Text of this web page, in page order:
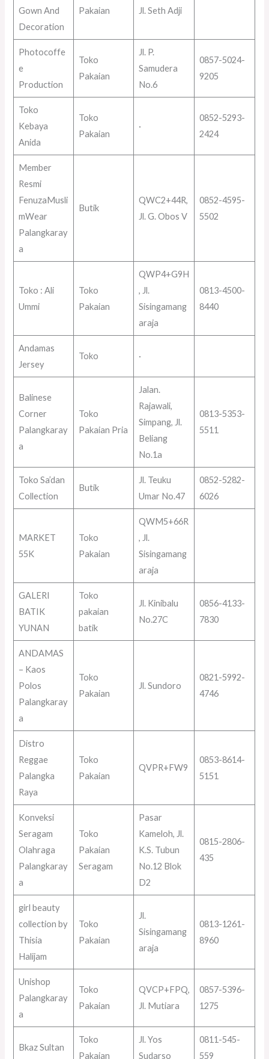
Gown And
Decoration
Pakaian
Jl. Seth Adji
Photocoffe
e
Production
Toko
Pakaian
Jl. P.
Samudera
No.6
0857-5024-
9205
Toko
Kebaya
Anida
Toko
Pakaian
·
0852-5293-
2424
Member
Resmi
FenuzaMusli
mWear
Palangkaray
a
Butik
QWC2+44R,
Jl. G. Obos V
0852-4595-
5502
Toko : Ali
Ummi
Toko
Pakaian
QWP4+G9H
, Jl.
Sisingamang
araja
0813-4500-
8440
Andamas
Jersey
Toko ·
Balinese
Corner
Palangkaray
a
Toko
Pakaian Pria
Jalan.
Rajawali,
Simpang, Jl.
Beliang
No.1a
0813-5353-
5511
Toko Sa’dan
Collection
Butik
Jl. Teuku
Umar No.47
0852-5282-
6026
MARKET
55K
Toko
Pakaian
QWM5+66R
, Jl.
Sisingamang
araja
GALERI
BATIK
YUNAN
Toko
pakaian
batik
Jl. Kinibalu
No.27C
0856-4133-
7830
ANDAMAS
– Kaos
Polos
Palangkaray
a
Toko
Pakaian
Jl. Sundoro
0821-5992-
4746
Distro
Reggae
Palangka
Raya
Toko
Pakaian
QVPR+FW9
0853-8614-
5151
Konveksi
Seragam
Olahraga
Palangkaray
a
Toko
Pakaian
Seragam
Pasar
Kameloh, Jl.
K.S. Tubun
No.12 Blok
D2
0815-2806-
435
girl beauty
collection by
Thisia
Halijam
Toko
Pakaian
Jl.
Sisingamang
araja
0813-1261-
8960
Unishop
Palangkaray
a
Toko
Pakaian
QVCP+FPQ,
Jl. Mutiara
0857-5396-
1275
Bkaz Sultan
Toko
Pakaian
Jl. Yos
Sudarso
0811-545-
559